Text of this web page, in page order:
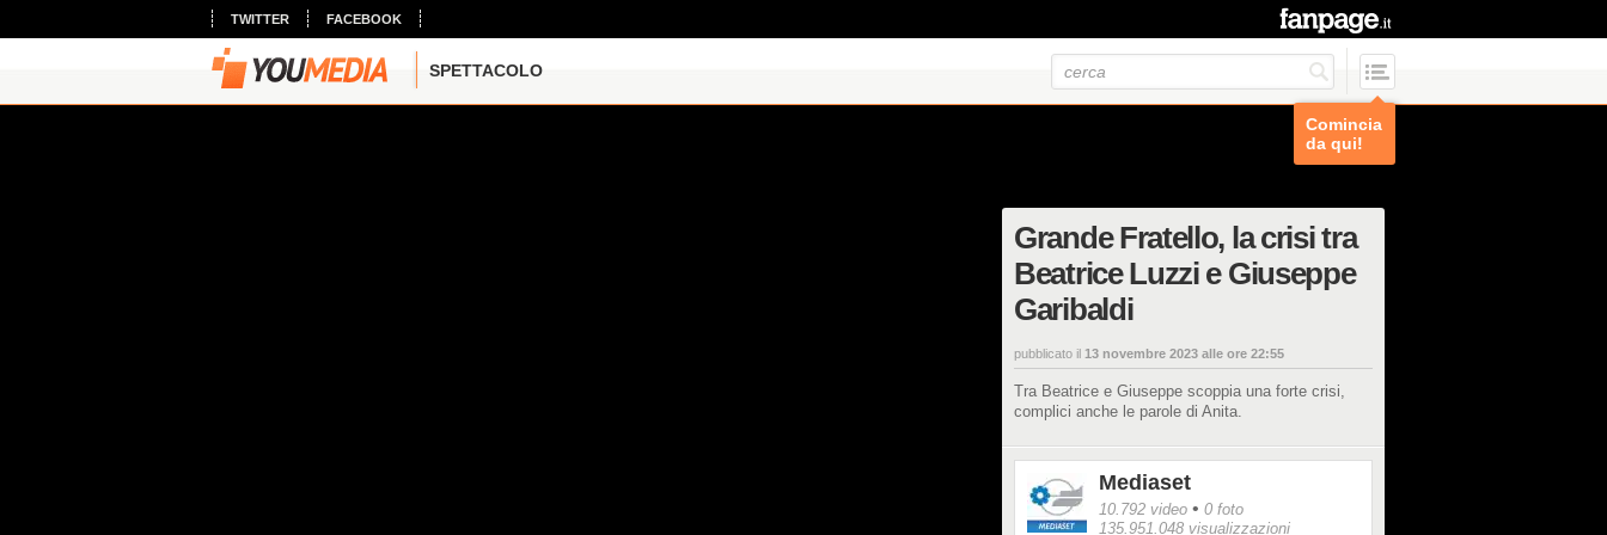
TWITTER FACEBOOK
SPETTACOLO
Comincia
da qui!
Grande Fratello, la crisi tra
Beatrice Luzzi e Giuseppe
Garibaldi
pubblicato il 13 novembre 2023 alle ore 22:55
Tra Beatrice e Giuseppe scoppia una forte crisi,
complici anche le parole di Anita.
Mediaset
10.792 video • 0 foto
135.951.048 visualizzazioni